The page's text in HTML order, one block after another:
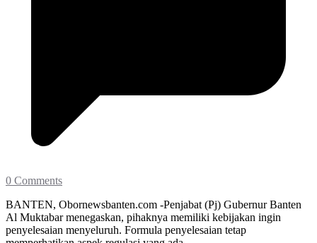
0 Comments
BANTEN, Obornewsbanten.com -Penjabat (Pj) Gubernur Banten
Al Muktabar menegaskan, pihaknya memiliki kebijakan ingin
penyelesaian menyeluruh. Formula penyelesaian tetap